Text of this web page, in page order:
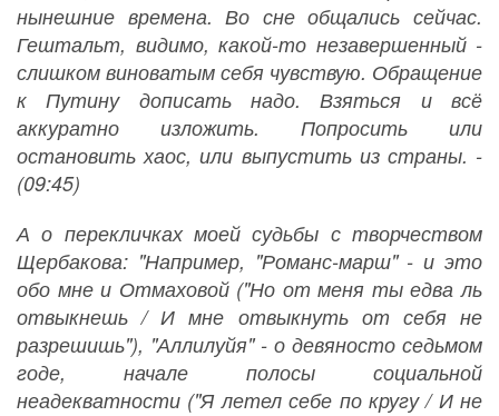
нынешние времена. Во сне общались сейчас.
Гештальт, видимо, какой-то незавершенный -
слишком виноватым себя чувствую. Обращение
к Путину дописать надо. Взяться и всё
аккуратно изложить. Попросить или
остановить хаос, или выпустить из страны. -
(09:45)
А о перекличках моей судьбы с творчеством
Щербакова: "Например, "Романс-марш" - и это
обо мне и Отмаховой ("Но от меня ты едва ль
отвыкнешь / И мне отвыкнуть от себя не
разрешишь"), "Аллилуйя" - о девяносто седьмом
годе, начале полосы социальной
неадекватности ("Я летел себе по кругу / И не